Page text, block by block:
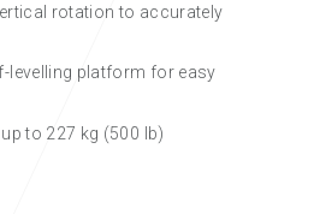
rotation to accurately
levelling platform for easy
to 227 kg (500 lb)